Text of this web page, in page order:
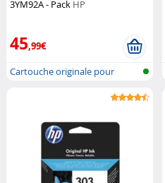
3YM92A - Pack HP
45,99€
Cartouche originale pour